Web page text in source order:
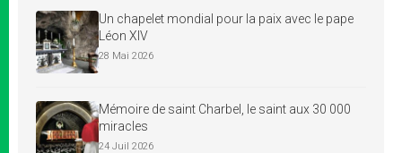
Un chapelet mondial pour la paix avec le pape
Léon XIV
28 Mai 2026
Mémoire de saint Charbel, le saint aux 30 000
miracles
24 Juil 2026